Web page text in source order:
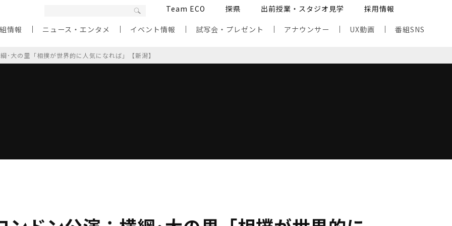
Team ECO 探県 出前授業・スタジオ見学 採用情報
情報 ニュース・エンタメ イベント情報 試写会・プレゼント アナウンサー UX動画 番組SNS
･大の里「相撲が世界的に人気になれば」【新潟】